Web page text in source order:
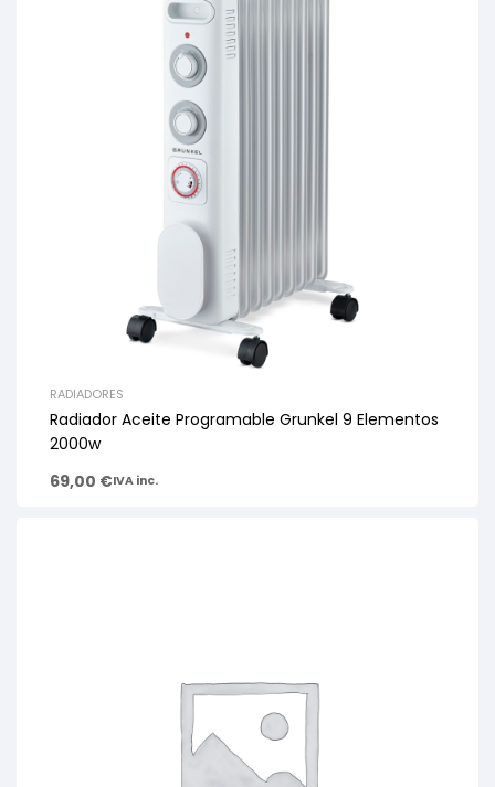
RADIADORES
Radiador Aceite Programable Grunkel 9 Elementos
2000w
69,00 €IVA inc.